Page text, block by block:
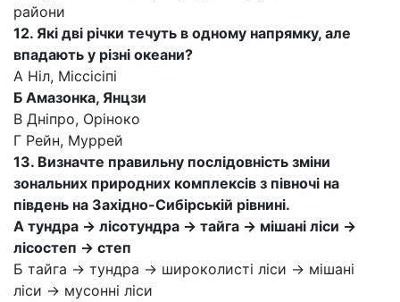
райони
12. Які дві річки течуть в одному напрямку, але
впадають у різні океани?
А Ніл, Міссісіпі
Б Амазонка, Янцзи
В Дніпро, Оріноко
Г Рейн, Муррей
13. Визначте правильну послідовність зміни
зональних природних комплексів з півночі на
південь на Західно-Сибірській рівнині.
А тундра -> лісотундра -> тайга -> мішані ліси ->
лісостеп -> степ
Б тайга -> тундра -> широколисті ліси -> мішані
ліси -> мусонні ліси